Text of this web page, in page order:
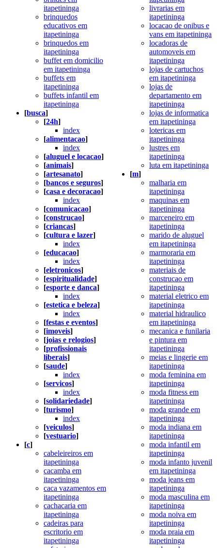
itapetininga
brinquedos
educativos em
itapetininga
brinquedos em
itapetininga
buffet em domicilio
em itapetininga
buffets em
itapetininga
buffets infantil em
itapetininga
[busca]
[24h]
index
[alimentacao]
index
[aluguel e locacao]
[animais]
[artesanato]
[bancos e seguros]
[casa e decoracao]
index
[comunicacao]
[construcao]
[criancas]
[cultura e lazer]
index
[educacao]
index
[eletronicos]
[espiritualidade]
[esporte e danca]
index
[estetica e beleza]
index
[festas e eventos]
[imoveis]
[joias e relogios]
[profissionais
liberais]
[saude]
index
[servicos]
index
[solidariedade]
[turismo]
index
[veiculos]
[vestuario]
[c]
cabeleireiros em
itapetininga
cacamba em
itapetininga
caca vazamentos em
itapetininga
cachacaria em
itapetininga
cadeiras para
escritorio em
itapetininga
livrarias em
itapetininga
locacao de onibus e
vans em itapetininga
locadoras de
automoveis em
itapetininga
lojas de cartuchos
em itapetininga
lojas de
departamento em
itapetininga
lojas de informatica
em itapetininga
lotericas em
itapetininga
lustres em
itapetininga
luta em itapetininga
[m]
malharia em
itapetininga
maquinas em
itapetininga
marceneiro em
itapetininga
marido de aluguel
em itapetininga
marmoraria em
itapetininga
materiais de
construcao em
itapetininga
material eletrico em
itapetininga
material hidraulico
em itapetininga
mecanica e funilaria
e pintura em
itapetininga
meias e lingerie em
itapetininga
moda feminina em
itapetininga
moda fitness em
itapetininga
moda grande em
itapetininga
moda indiana em
itapetininga
moda infantil em
itapetininga
moda infanto juvenil
em itapetininga
moda jeans em
itapetininga
moda masculina em
itapetininga
moda noiva em
itapetininga
moda praia em
itapetininga